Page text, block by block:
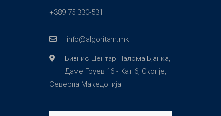
+389 75 330-531
info@algoritam.mk
Бизнис Центар Палома Бјанка,
Даме Груев 16 - Кат 6, Скопје,
Северна Македонија